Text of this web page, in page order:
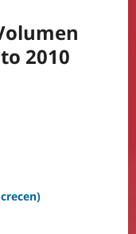
2010